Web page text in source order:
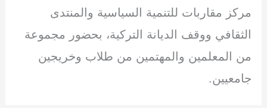
مركز مقاربات للتنمية السياسية والمنتدى
الثقافي ووقف الديانة التركية، بحضور مجموعة
من المعلمين والمهتمين من طلاب وخريجين
جامعيين.